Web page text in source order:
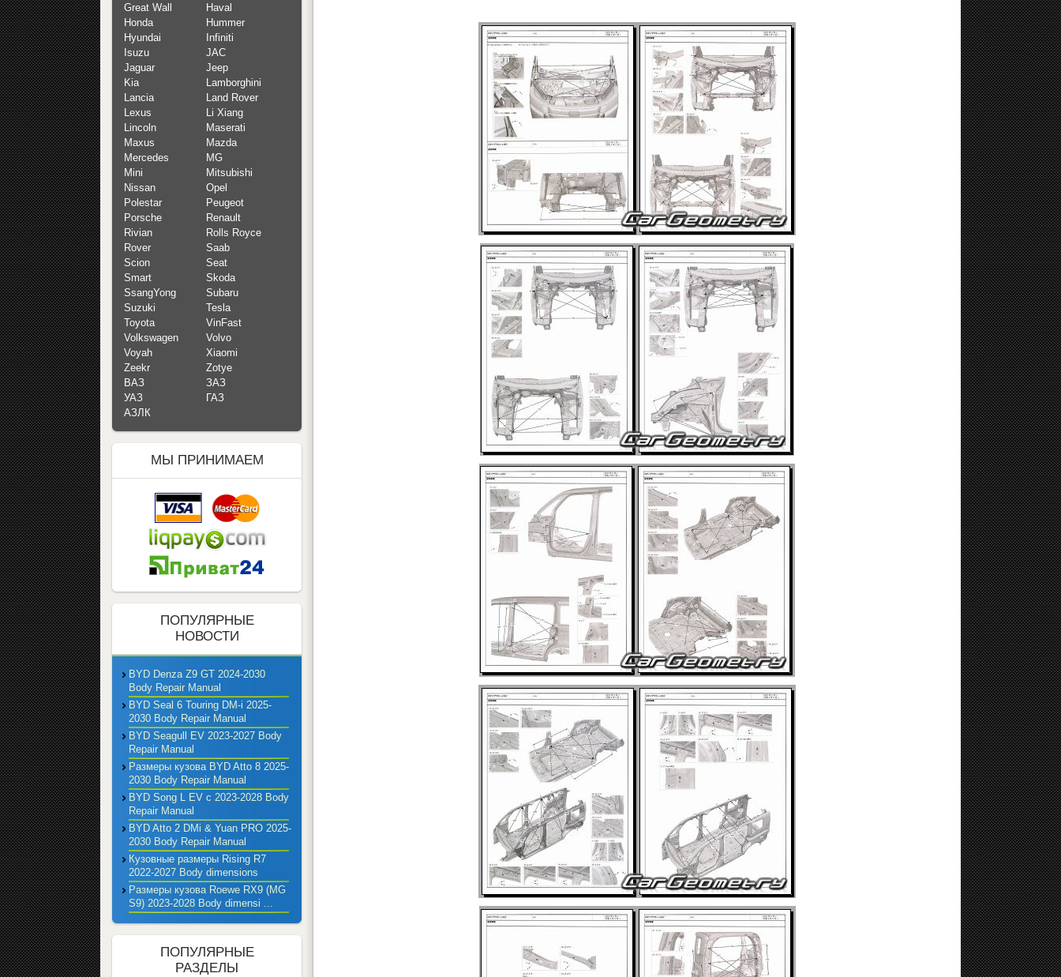
Great Wall
Haval
Honda
Hummer
Hyundai
Infiniti
Isuzu
JAC
Jaguar
Jeep
Kia
Lamborghini
Lancia
Land Rover
Lexus
Li Xiang
Lincoln
Maserati
Maxus
Mazda
Mercedes
MG
Mini
Mitsubishi
Nissan
Opel
Polestar
Peugeot
Porsche
Renault
Rivian
Rolls Royce
Rover
Saab
Scion
Seat
Smart
Skoda
SsangYong
Subaru
Suzuki
Tesla
Toyota
VinFast
Volkswagen
Volvo
Voyah
Xiaomi
Zeekr
Zotye
ВАЗ
ЗАЗ
УАЗ
ГАЗ
АЗЛК
МЫ ПРИНИМАЕМ
ПОПУЛЯРНЫЕ
НОВОСТИ
BYD Denza Z9 GT 2024-2030
Body Repair Manual
BYD Seal 6 Touring DM-i 2025-
2030 Body Repair Manual
BYD Seagull EV 2023-2027 Body
Repair Manual
Размеры кузова BYD Atto 8 2025-
2030 Body Repair Manual
BYD Song L EV с 2023-2028 Body
Repair Manual
BYD Atto 2 DMi & Yuan PRO 2025-
2030 Body Repair Manual
Кузовные размеры Rising R7
2022-2027 Body dimensions
Размеры кузова Roewe RX9 (MG
S9) 2023-2028 Body dimensi ...
ПОПУЛЯРНЫЕ
РАЗДЕЛЫ